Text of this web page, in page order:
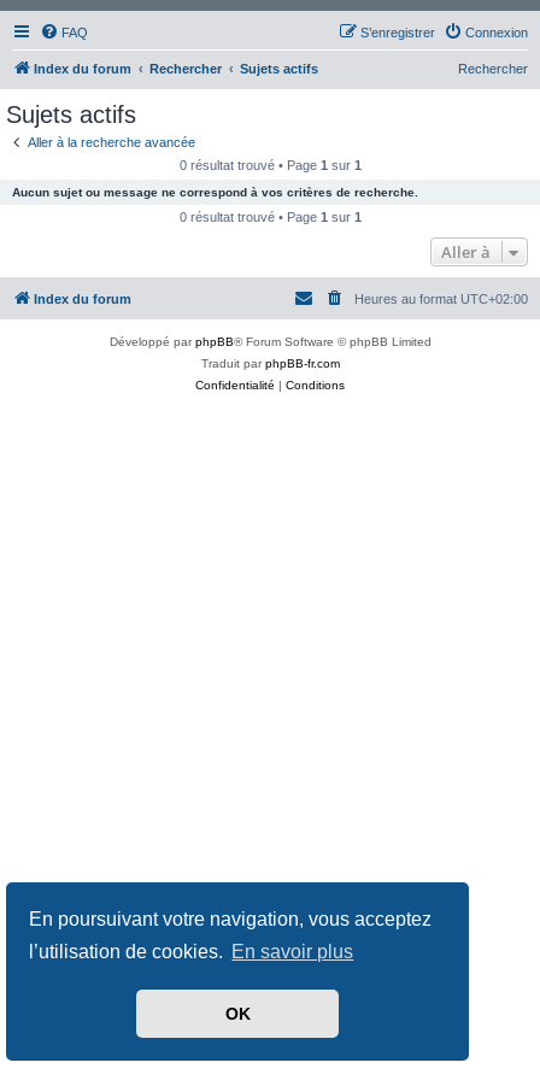
En poursuivant votre navigation, vous acceptez
l’utilisation de cookies. En savoir plus
OK
FAQ Connexion
S’enregistrer
Index du forum Rechercher Sujets actifs Rechercher
Sujets actifs
Aller à la recherche avancée
0 résultat trouvé • Page 1 sur 1
Aucun sujet ou message ne correspond à vos critères de recherche.
0 résultat trouvé • Page 1 sur 1
Aller à
Index du forum Heures au format UTC+02:00
Développé parphpBB® Forum Software © phpBB Limited
Traduit parphpBB-fr.com
Confidentialité | Conditions